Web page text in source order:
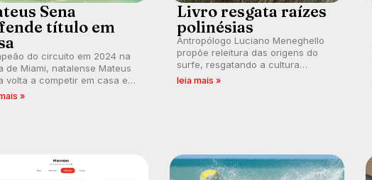
Sena
título em
do circuito em 2024 na
de Miami, natalense Mateus
volta a competir em casa em
de manter a hegemonia
»
Livro resgata raízes
polinésias
Antropólogo Luciano Meneghello
propõe releitura das origens do
surfe, resgatando a cultura
polinésia e questionando a visão
leia mais »